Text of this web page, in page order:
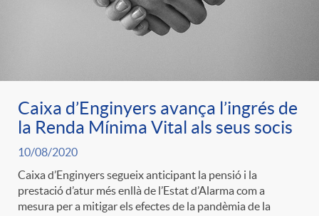
r
e
n
r
i
e
a
F
i
c
o
n
t
Caixa d’Enginyers avança l’ingrés de
la Renda Mínima Vital als seus socis
10/08/2020
Caixa d’Enginyers segueix anticipant la pensió i la
prestació d’atur més enllà de l’Estat d’Alarma com a
mesura per a mitigar els efectes de la pandèmia de la